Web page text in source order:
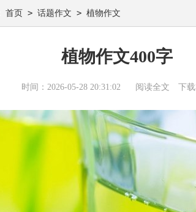
首页 > 话题作文 > 植物作文
植物作文400字
时间：2026-05-28 20:31:02 阅读全文 下